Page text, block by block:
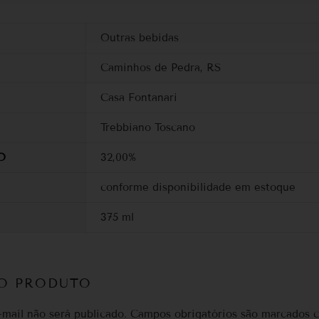
Outras bebidas
Caminhos de Pedra, RS
Casa Fontanari
Trebbiano Toscano
32,00%
conforme disponibilidade em estoque
375 ml
PRODUTO
não será publicado. Campos obrigatórios são marcados